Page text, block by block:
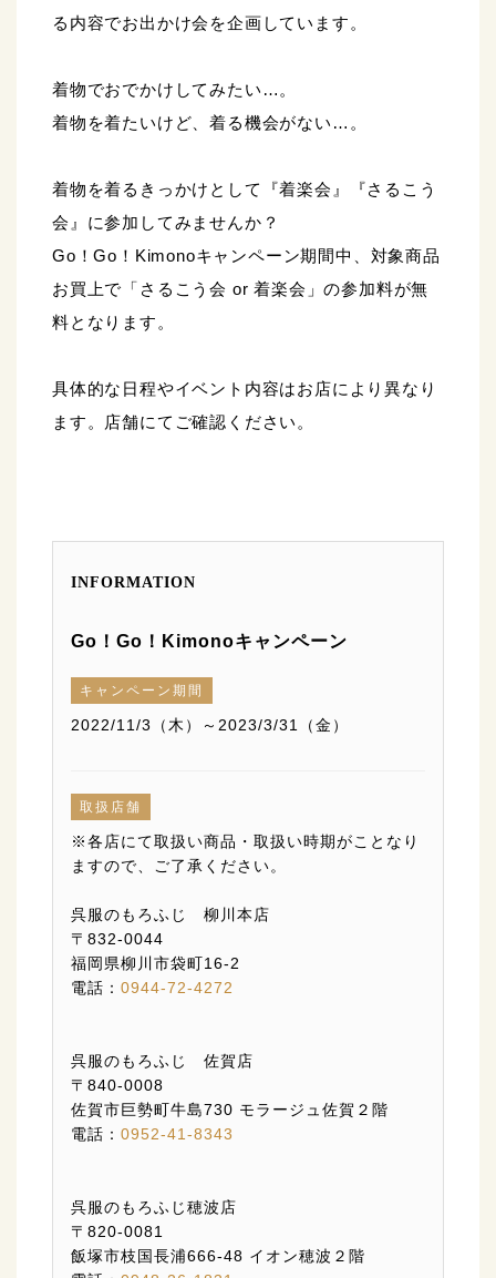
る内容でお出かけ会を企画しています。
着物でおでかけしてみたい…。
着物を着たいけど、着る機会がない…。
着物を着るきっかけとして『着楽会』『さるこう
会』に参加してみませんか？
Go！Go！Kimonoキャンペーン期間中、対象商品
お買上で「さるこう会 or 着楽会」の参加料が無
料となります。
具体的な日程やイベント内容はお店により異なり
ます。店舗にてご確認ください。
INFORMATION
Go！Go！Kimonoキャンペーン
キャンペーン期間
2022/11/3（木）～2023/3/31（金）
取扱店舗
※各店にて取扱い商品・取扱い時期がことなり
ますので、ご了承ください。
呉服のもろふじ 柳川本店
〒832-0044
福岡県柳川市袋町16-2
電話： 0944-72-4272
呉服のもろふじ 佐賀店
〒840-0008
佐賀市巨勢町牛島730 モラージュ佐賀２階
電話： 0952-41-8343
呉服のもろふじ穂波店
〒820-0081
飯塚市枝国長浦666-48 イオン穂波２階